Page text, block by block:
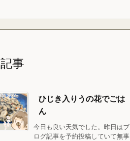
事
ひじき入りうの花でごは
ん
今日も良い天気でした。昨日はブ
ログ記事を予約投稿していて無事